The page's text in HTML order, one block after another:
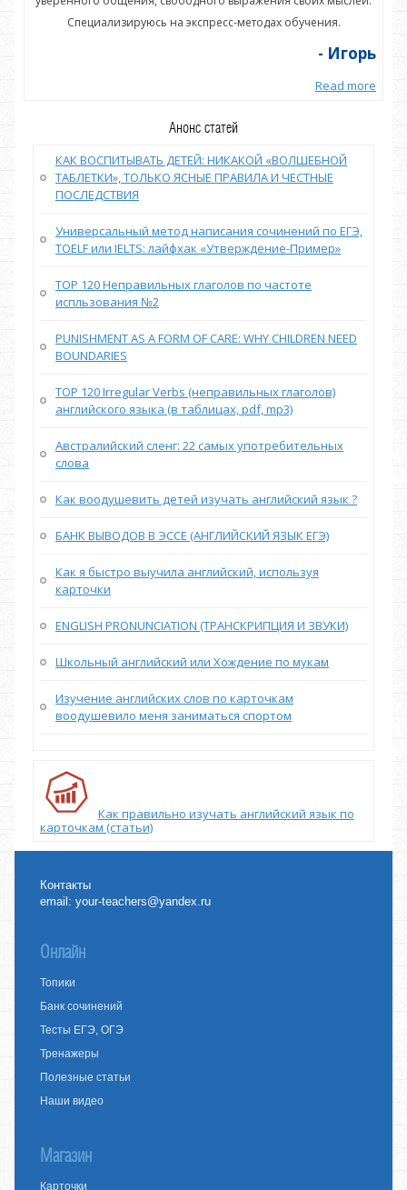
Специализируюсь на экспресс-методах обучения.
- Игорь
Read more
Анонс статей
КАК ВОСПИТЫВАТЬ ДЕТЕЙ: НИКАКОЙ «ВОЛШЕБНОЙ
ТАБЛЕТКИ», ТОЛЬКО ЯСНЫЕ ПРАВИЛА И ЧЕСТНЫЕ
ПОСЛЕДСТВИЯ
Универсальный метод написания сочинений по ЕГЭ,
TOELF или IELTS: лайфхак «Утверждение-Пример»
TOP 120 Неправильных глаголов по частоте
испльзования №2
PUNISHMENT AS A FORM OF CARE: WHY CHILDREN NEED
BOUNDARIES
TOP 120 Irregular Verbs (неправильных глаголов)
английского языка (в таблицах, pdf, mp3)
Австралийский сленг: 22 самых употребительных
слова
Как воодушевить детей изучать английский язык ?
БАНК ВЫВОДОВ В ЭССЕ (АНГЛИЙСКИЙ ЯЗЫК ЕГЭ)
Как я быстро выучила английский, используя
карточки
ENGLISH PRONUNCIATION (ТРАНСКРИПЦИЯ И ЗВУКИ)
Школьный английский или Хождение по мукам
Изучение английских слов по карточкам
воодушевило меня заниматься спортом
Как правильно изучать английский язык по
карточкам (статьи)
Контакты
email:your-teachers@yandex.ru
Онлайн
Топики
Банк сочинений
Тесты ЕГЭ, ОГЭ
Тренажеры
Полезные статьи
Наши видео
Магазин
Карточки